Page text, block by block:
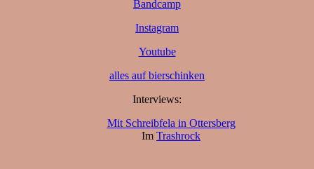
Bandcamp
Instagram
Youtube
alles auf bierschinken
Interviews:
Mit Schreibfela in Ottersberg
Im Trashrock